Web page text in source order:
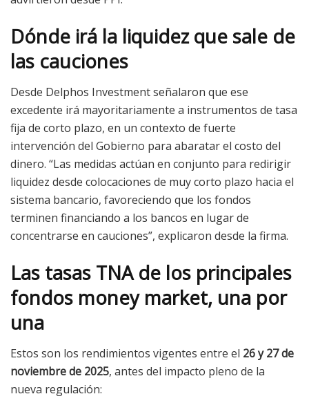
Dónde irá la liquidez que sale de
las cauciones
Desde Delphos Investment señalaron que ese
excedente irá mayoritariamente a instrumentos de tasa
fija de corto plazo, en un contexto de fuerte
intervención del Gobierno para abaratar el costo del
dinero. “Las medidas actúan en conjunto para redirigir
liquidez desde colocaciones de muy corto plazo hacia el
sistema bancario, favoreciendo que los fondos
terminen financiando a los bancos en lugar de
concentrarse en cauciones”, explicaron desde la firma.
Las tasas TNA de los principales
fondos money market, una por
una
Estos son los rendimientos vigentes entre el 26 y 27 de
noviembre de 2025, antes del impacto pleno de la
nueva regulación: